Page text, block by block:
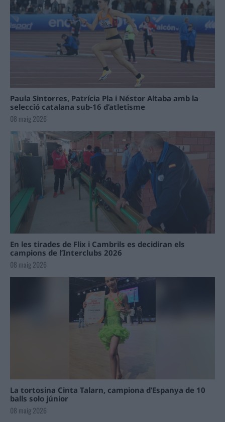
Paula Sintorres, Patrícia Pla i Néstor Altaba amb la
selecció catalana sub-16 d’atletisme
08 maig 2026
En les tirades de Flix i Cambrils es decidiran els
campions de l’Interclubs 2026
08 maig 2026
La tortosina Cinta Talarn, campiona d’Espanya de 10
balls solo júnior
08 maig 2026